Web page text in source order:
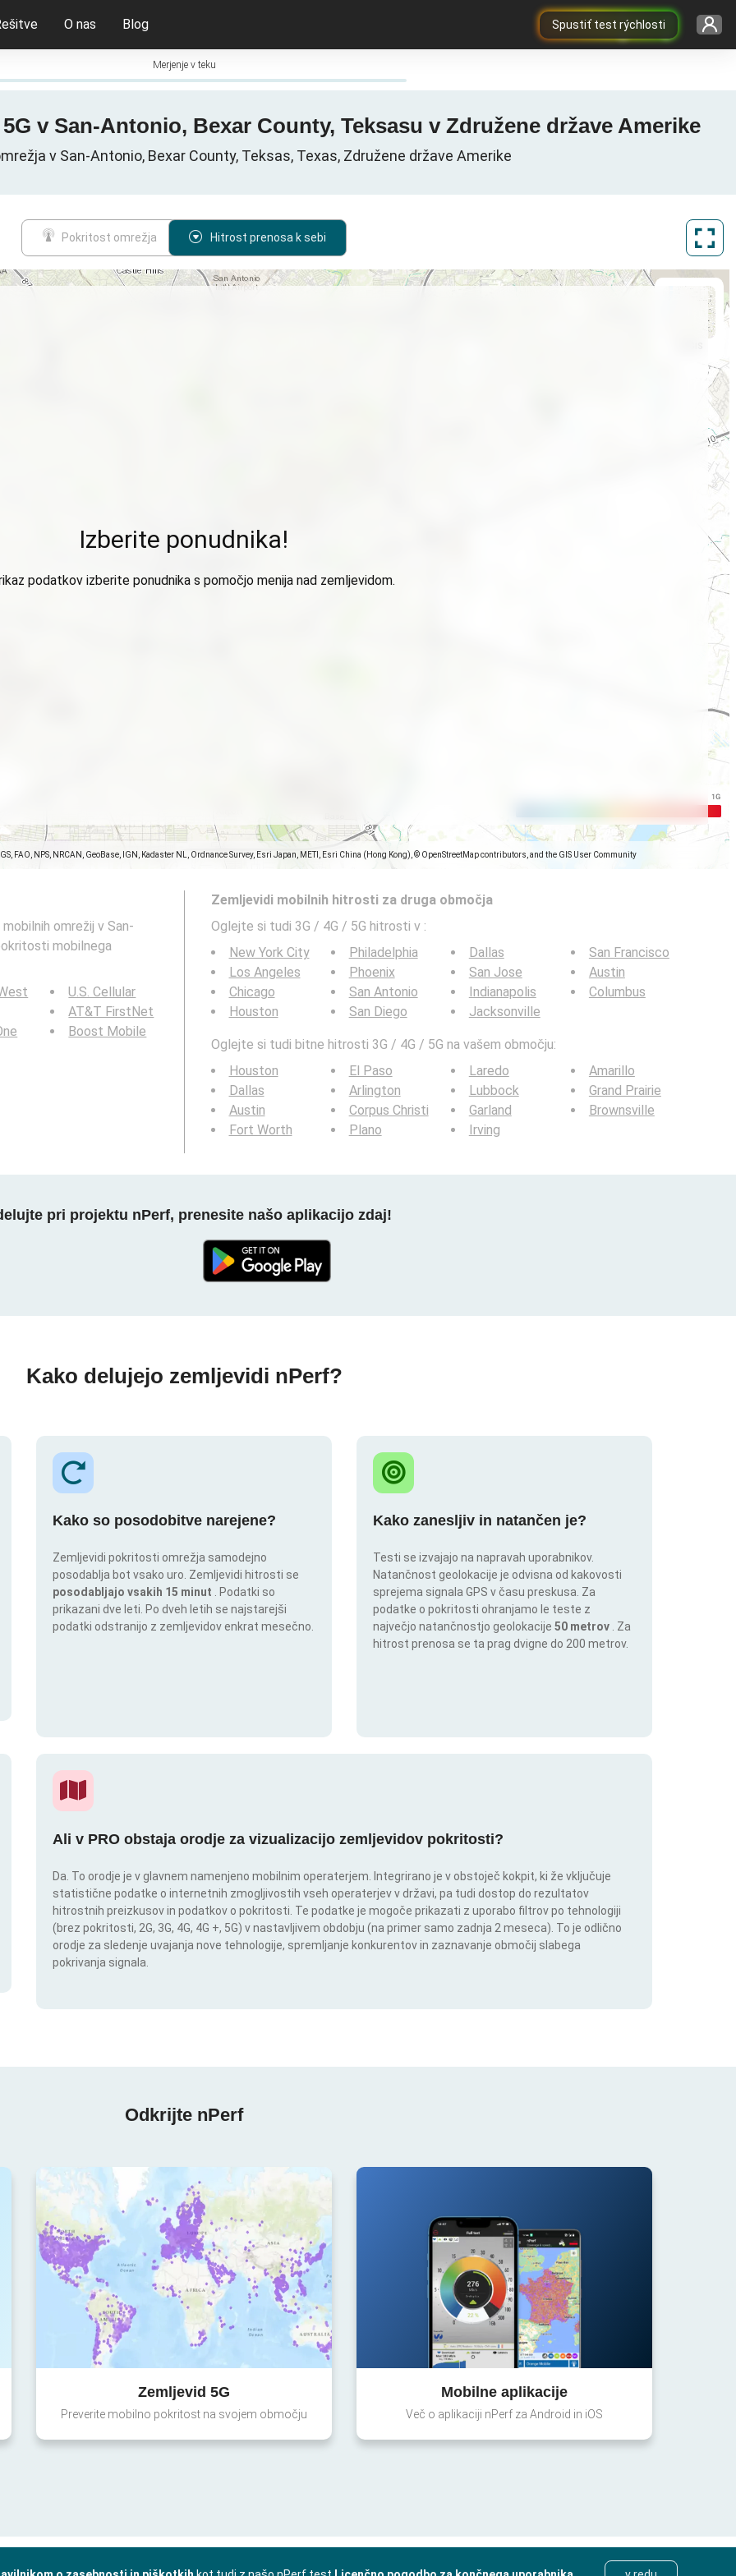
Spustiť test rýchlosti
O nas Blog
Merjenje v teku
v San-Antonio, Bexar County, Teksasu v Združene države Amerike
v San-Antonio, Bexar County, Teksas, Texas, Združene države Amerike
Pokritost omrežja Hitrost prenosa k sebi
FAO, NPS, NRCAN, GeoBase, IGN, Kadaster NL, Ordnance Survey, Esri Japan, METI, Esri China (Hong Kong), © OpenStreetMap contributors, and the GIS User Community
Izberite ponudnika!
podatkov izberite ponudnika s pomočjo menija nad zemljevidom.
omrežij v San-
mobilnega
U.S. Cellular
AT&T FirstNet
Boost Mobile
Zemljevidi mobilnih hitrosti za druga območja
Oglejte si tudi 3G / 4G / 5G hitrosti v :
New York City
Los Angeles
Chicago
Houston
Philadelphia
Phoenix
San Antonio
San Diego
Dallas
San Jose
Indianapolis
Jacksonville
San Francisco
Austin
Columbus
Oglejte si tudi bitne hitrosti 3G / 4G / 5G na vašem območju:
Houston
Dallas
Austin
Fort Worth
El Paso
Arlington
Corpus Christi
Plano
Laredo
Lubbock
Garland
Irving
Amarillo
Grand Prairie
Brownsville
pri projektu nPerf, prenesite našo aplikacijo zdaj!
Kako delujejo zemljevidi nPerf?
Kako so posodobitve narejene?
Zemljevidi pokritosti omrežja samodejno
posodablja bot vsako uro. Zemljevidi hitrosti se
posodabljajo vsakih 15 minut
. Podatki so
prikazani dve leti. Po dveh letih se najstarejši
podatki odstranijo z zemljevidov enkrat mesečno.
Kako zanesljiv in natančen je?
Testi se izvajajo na napravah uporabnikov.
Natančnost geolokacije je odvisna od kakovosti
sprejema signala GPS v času preskusa. Za
podatke o pokritosti ohranjamo le teste z
največjo natančnostjo geolokacije 50 metrov
. Za
hitrost prenosa se ta prag dvigne do 200 metrov.
Ali v PRO obstaja orodje za vizualizacijo zemljevidov pokritosti?
Da. To orodje je v glavnem namenjeno mobilnim operaterjem. Integrirano je v obstoječ kokpit, ki že vključuje
statistične podatke o internetnih zmogljivostih vseh operaterjev v državi, pa tudi dostop do rezultatov
hitrostnih preizkusov in podatkov o pokritosti. Te podatke je mogoče prikazati z uporabo filtrov po tehnologiji
(brez pokritosti, 2G, 3G, 4G, 4G +, 5G) v nastavljivem obdobju (na primer samo zadnja 2 meseca). To je odlično
orodje za sledenje uvajanja nove tehnologije, spremljanje konkurentov in zaznavanje območij slabega
pokrivanja signala.
Odkrijte nPerf
Zemljevid 5G
Preverite mobilno pokritost na svojem območju
Mobilne aplikacije
Več o aplikaciji nPerf za Android in iOS